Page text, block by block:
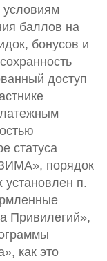
условиям
баллов на
бонусов и
доступ
статуса
порядок
установлен п.
Привилегий»,
как это